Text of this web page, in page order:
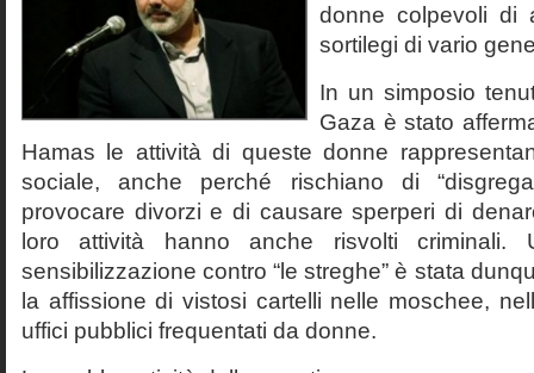
donne colpevoli di
sortilegi di vario
In un simposio
Gaza è stato
Hamas le attività di queste donne
sociale, anche perché rischiano di
provocare divorzi e di causare sperperi di
loro attività hanno anche risvolti criminali.
sensibilizzazione contro “le streghe” è stata
la affissione di vistosi cartelli nelle moschee,
uffici pubblici frequentati da donne.